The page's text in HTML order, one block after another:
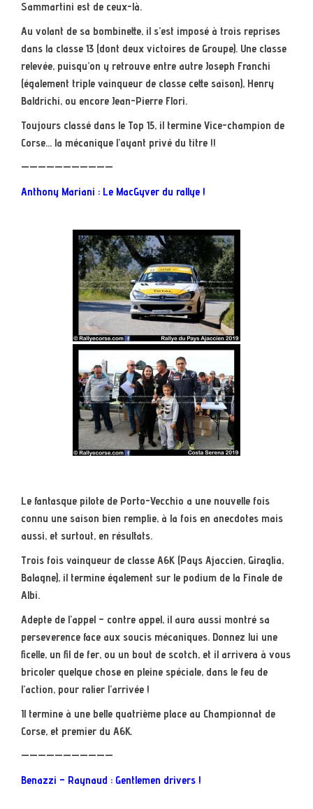
Sammartini est de ceux-là.
Au volant de sa bombinette, il s’est imposé à trois reprises
dans la classe 13 (dont deux victoires de Groupe). Une classe
relevée, puisqu’on y retrouve entre autre Joseph Franchi
(également triple vainqueur de classe cette saison), Henry
Baldrichi, ou encore Jean-Pierre Flori.
Toujours classé dans le Top 15, il termine Vice-champion de
Corse… la mécanique l’ayant privé du titre !!
———————————
Anthony Mariani : Le MacGyver du rallye !
Le fantasque pilote de Porto-Vecchio a une nouvelle fois
connu une saison bien remplie, à la fois en anecdotes mais
aussi, et surtout, en résultats.
Trois fois vainqueur de classe A6K (Pays Ajaccien, Giraglia,
Balagne), il termine également sur le podium de la Finale de
Albi.
Adepte de l’appel – contre appel, il aura aussi montré sa
perseverence face aux soucis mécaniques. Donnez lui une
ficelle, un fil de fer, ou un bout de scotch, et il arrivera à vous
bricoler quelque chose en pleine spéciale, dans le feu de
l’action, pour ralier l’arrivée !
Il termine à une belle quatrième place au Championnat de
Corse, et premier du A6K.
———————————
Benazzi – Raynaud : Gentlemen drivers !